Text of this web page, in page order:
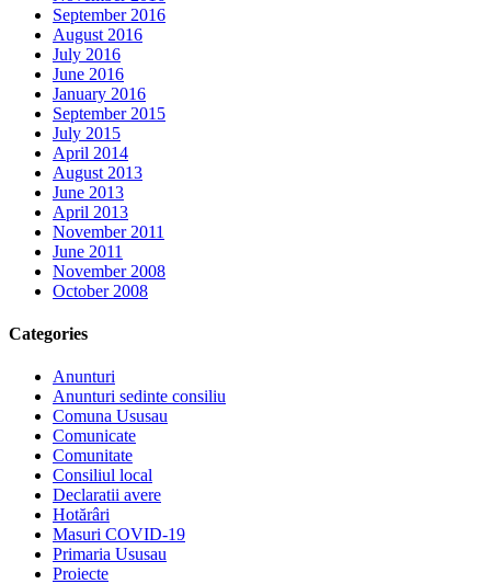
September 2016
August 2016
July 2016
June 2016
January 2016
September 2015
July 2015
April 2014
August 2013
June 2013
April 2013
November 2011
June 2011
November 2008
October 2008
Categories
Anunturi
Anunturi sedinte consiliu
Comuna Ususau
Comunicate
Comunitate
Consiliul local
Declaratii avere
Hotărâri
Masuri COVID-19
Primaria Ususau
Proiecte